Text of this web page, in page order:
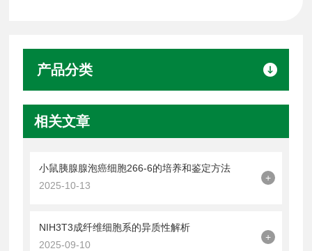
产品分类
相关文章
小鼠胰腺腺泡癌细胞266-6的培养和鉴定方法
2025-10-13
+
NIH3T3成纤维细胞系的异质性解析
2025-09-10
+